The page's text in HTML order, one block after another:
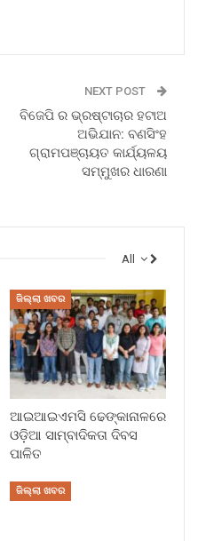
NEXT POST
ବିଜେପି ର ଭ୍ରଷ୍ଟାଚାର ହଟାଅ
ଅଭିଯାନ: ବଣସିଂହ
ଗ୍ରାମପଞ୍ଚାୟତ କାର୍ଯ୍ୟଳୟ
ସମ୍ମୁଖର ଧାରଣା
All
ଜିଲ୍ଲା ଖବର
ଆଇଆଇଏମସି ଢେଙ୍କାନାଳରେ
ଓଡ଼ିଆ ସାମ୍ବାଦିକତା ଦିବସ
ପାଳିତ
ଜିଲ୍ଲା ଖବର